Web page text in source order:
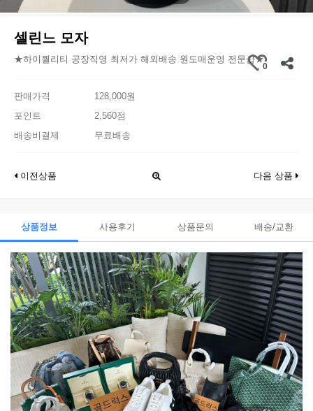
셀린느 모자
★하이퀄리티 공장직영 최저가 해외배송 원도매운영 전문샵★
0
판매가격
128,000원
포인트
2,560점
배송비결제
무료배송
이전상품 다음 상품
상품정보 사용후기 상품문의 배송/교환